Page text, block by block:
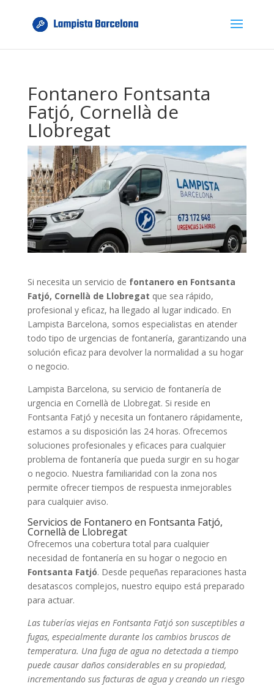
Fontanero Fontsanta
Fatjó, Cornellà de
Llobregat
Si necesita un servicio de fontanero en Fontsanta
Fatjó, Cornellà de Llobregat que sea rápido,
profesional y eficaz, ha llegado al lugar indicado. En
Lampista Barcelona, somos especialistas en atender
todo tipo de urgencias de fontanería, garantizando una
solución eficaz para devolver la normalidad a su hogar
o negocio.
Lampista Barcelona, su servicio de fontanería de
urgencia en Cornellà de Llobregat. Si reside en
Fontsanta Fatjó y necesita un fontanero rápidamente,
estamos a su disposición las 24 horas. Ofrecemos
soluciones profesionales y eficaces para cualquier
problema de fontanería que pueda surgir en su hogar
o negocio. Nuestra familiaridad con la zona nos
permite ofrecer tiempos de respuesta inmejorables
para cualquier aviso.
Servicios de Fontanero en Fontsanta Fatjó,
Cornellà de Llobregat
Ofrecemos una cobertura total para cualquier
necesidad de fontanería en su hogar o negocio en
Fontsanta Fatjó. Desde pequeñas reparaciones hasta
desatascos complejos, nuestro equipo está preparado
para actuar.
Las tuberías viejas en Fontsanta Fatjó son susceptibles a
fugas, especialmente durante los cambios bruscos de
temperatura. Una fuga de agua no detectada a tiempo
puede causar daños considerables en su propiedad,
incrementando sus facturas de agua y creando un riesgo